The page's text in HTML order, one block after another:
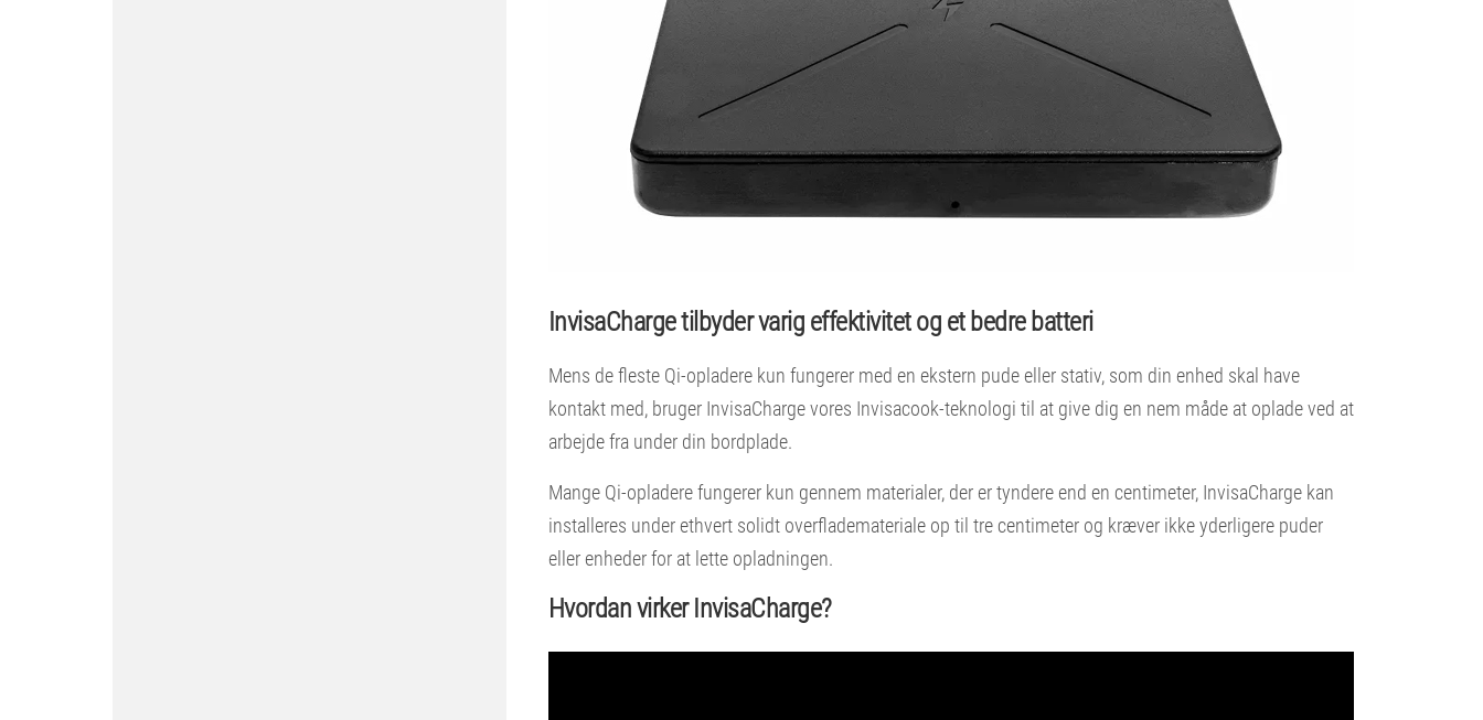
InvisaCharge tilbyder varig effektivitet og et bedre batteri
Mens de fleste Qi-opladere kun fungerer med en ekstern pude eller stativ, som din enhed skal have
kontakt med, bruger InvisaCharge vores Invisacook-teknologi til at give dig en nem måde at oplade ved at
arbejde fra under din bordplade.
Mange Qi-opladere fungerer kun gennem materialer, der er tyndere end en centimeter, InvisaCharge kan
installeres under ethvert solidt overflademateriale op til tre centimeter og kræver ikke yderligere puder
eller enheder for at lette opladningen.
Hvordan virker InvisaCharge?